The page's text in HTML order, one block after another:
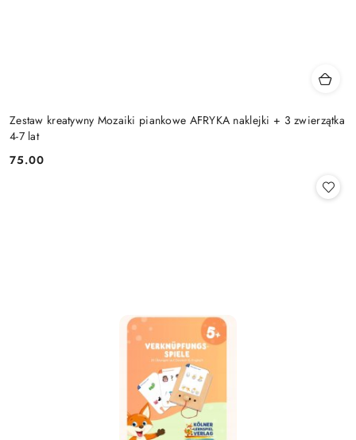
Zestaw kreatywny Mozaiki piankowe AFRYKA naklejki + 3 zwierzątka
4-7 lat
Cena:
75.00